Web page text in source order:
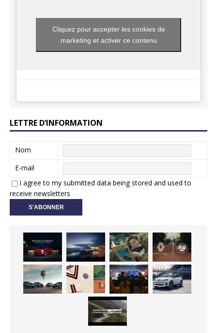
Cliquez pour accepter les cookies de
marketing et activer ce contenu
LETTRE D’INFORMATION
Nom
E-mail
I agree to my submitted data being stored and used to
receive newsletters